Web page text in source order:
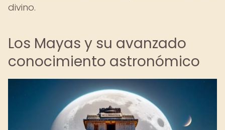
divino.
Los Mayas y su avanzado
conocimiento astronómico